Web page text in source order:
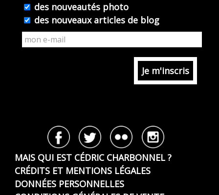
des nouveautés photo
des nouveaux articles de blog
MAIS QUI EST CÉDRIC CHARBONNEL ?
CRÉDITS ET MENTIONS LÉGALES
DONNÉES PERSONNELLES